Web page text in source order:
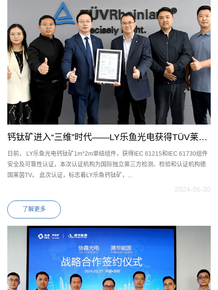
钙钛矿进入“三维”时代——LY乐鱼光电获得TÜV莱茵
IEC 61215和IEC 61730认证
日前， LY乐鱼光电钙钛矿1m*2m单结组件，获得IEC 61215和IEC 61730组件
安全及可靠性认证，本次认证机构为国际独立第三方检测、检验和认证机构德
国莱茵TV。 此次认证，标志着LY乐鱼钙钛矿，...
2024-05-30
了解更多